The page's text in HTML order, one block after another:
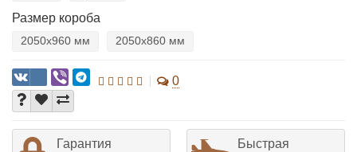
Размер короба
2050х960 мм 2050х860 мм
0
Гарантия
Быстрая